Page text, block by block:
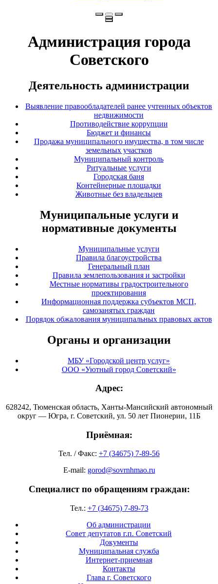
Администрация города
Советского
Деятельность администрации
Выявление правообладателей ранее учтенных объектов
недвижимости
Противодействие коррупции
Бюджет и финансы
Продажа муниципального имущества, в том числе
земельных участков
Муниципальный контроль
Ритуальные услуги
Городская баня
Контейнерные площадки
Животные без владельцев
Муниципальные услуги и
нормативные документы
Муниципальные услуги
Правила благоустройства
Генеральный план
Правила землепользования и застройки
Местные нормативы градостроительного
проектирования
Информационная поддержка субъектов МСП,
самозанятых граждан
Порядок обжалования муниципальных правовых актов
Органы и организации
МБУ «Городской центр услуг»
ООО «Уютный город Советский»
Адрес:
628242, Тюменская область, Ханты-Мансийский автономный
округ — Югра, г. Советский, ул. 50 лет Пионерии, 11Б
Приёмная:
Тел. / Факс: +7 (34675) 7-89-56
E-mail: gorod@sovrnhmao.ru
Специалист по обращениям граждан:
Тел.: +7 (34675) 7-89-73
Об администрации
Совет депутатов г.п. Советский
Документы
Муниципальная служба
Интернет-приемная
Контакты
Глава г. Советского